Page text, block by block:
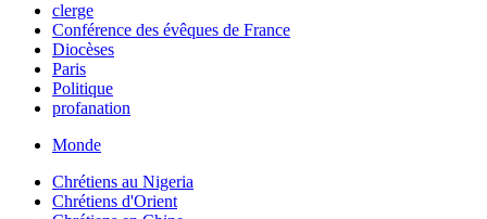
clerge
Conférence des évêques de France
Diocèses
Paris
Politique
profanation
Monde
Chrétiens au Nigeria
Chrétiens d'Orient